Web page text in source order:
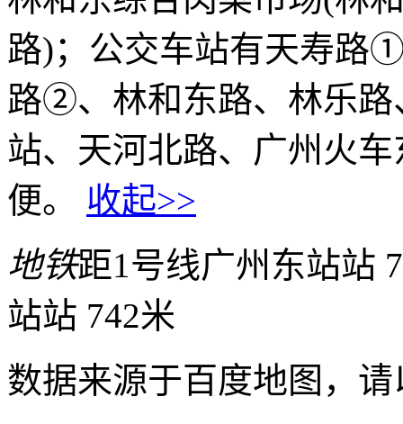
路)；公交车站有天寿
路②、林和东路、林乐路
站、天河北路、广州火
便。 收起>>
地铁距1号线广州东站站
站站 742米
数据来源于百度地图，